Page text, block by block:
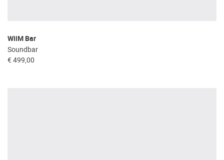
WiiM Bar
Soundbar
€ 499,00